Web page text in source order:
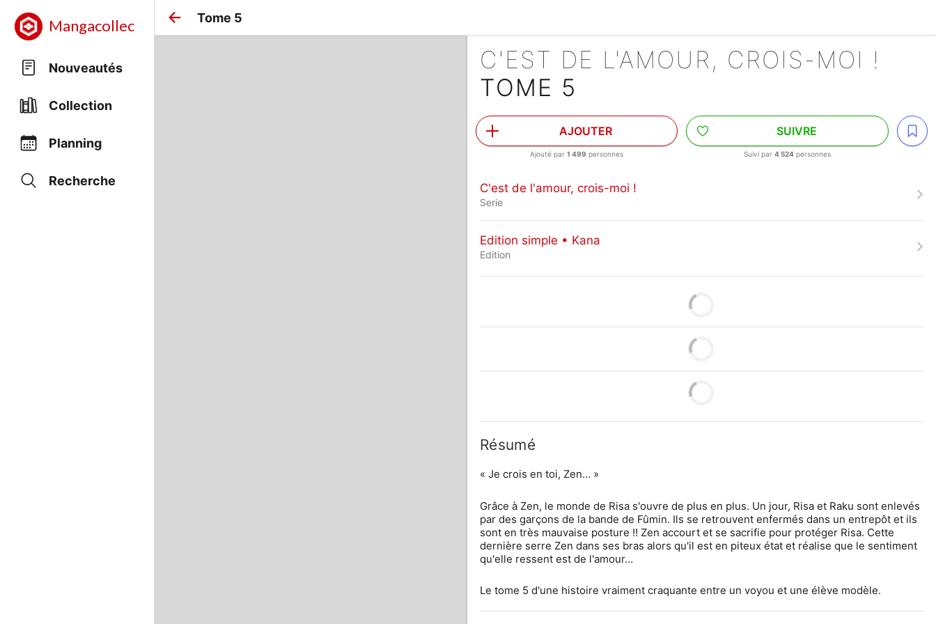
Mangacollec
Nouveautés
Collection
Planning
Recherche
Tome 5
C'EST DE L'AMOUR, CROIS-MOI !
TOME 5
AJOUTER
Ajouté par1 499 personnes
SUIVRE
Suivi par4 524 personnes
C'est de l'amour, crois-moi !
Serie
Edition simple • Kana
Edition
Résumé
« Je crois en toi, Zen… »
Grâce à Zen, le monde de Risa s'ouvre de plus en plus. Un jour, Risa et Raku sont enlevés
par des garçons de la bande de Fûmin. Ils se retrouvent enfermés dans un entrepôt et ils
sont en très mauvaise posture !! Zen accourt et se sacrifie pour protéger Risa. Cette
dernière serre Zen dans ses bras alors qu'il est en piteux état et réalise que le sentiment
qu'elle ressent est de l'amour…
Le tome 5 d'une histoire vraiment craquante entre un voyou et une élève modèle.